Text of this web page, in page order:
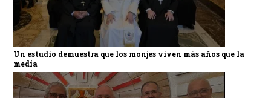
Un estudio demuestra que los monjes viven más años que la
media